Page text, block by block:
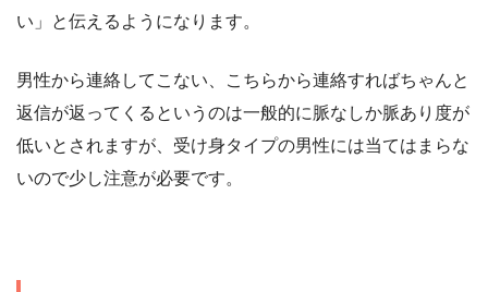
い」と伝えるようになります。
男性から連絡してこない、こちらから連絡すればちゃんと
返信が返ってくるというのは一般的に脈なしか脈あり度が
低いとされますが、受け身タイプの男性には当てはまらな
いので少し注意が必要です。